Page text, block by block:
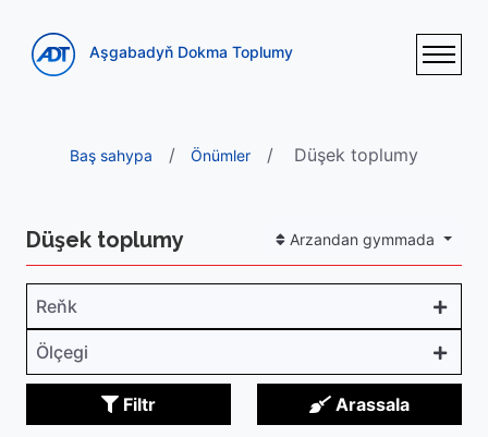
Aşgabadyň Dokma Toplumy
Baş sahypa Önümler Düşek toplumy
Düşek toplumy Arzandan gymmada
Reňk
Ölçegi
Filtr Arassala